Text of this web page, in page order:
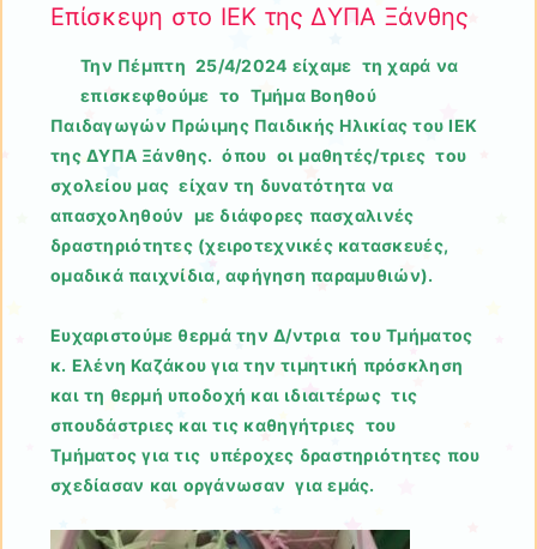
Επίσκεψη στο ΙΕΚ της ΔΥΠΑ Ξάνθης
Την Πέμπτη 25/4/2024 είχαμε τη χαρά να
επισκεφθούμε το Τμήμα Βοηθού
Παιδαγωγών Πρώιμης Παιδικής Ηλικίας του ΙΕΚ
της ΔΥΠΑ Ξάνθης. όπου οι μαθητές/τριες του
σχολείου μας είχαν τη δυνατότητα να
απασχοληθούν με διάφορες πασχαλινές
δραστηριότητες (χειροτεχνικές κατασκευές,
ομαδικά παιχνίδια, αφήγηση παραμυθιών).
Ευχαριστούμε θερμά την Δ/ντρια του Τμήματος
κ. Ελένη Καζάκου για την τιμητική πρόσκληση
και τη θερμή υποδοχή και ιδιαιτέρως τις
σπουδάστριες και τις καθηγήτριες του
Τμήματος για τις υπέροχες δραστηριότητες που
σχεδίασαν και οργάνωσαν για εμάς.